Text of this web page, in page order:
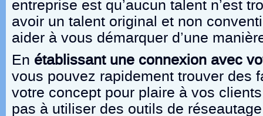
entreprise est qu’aucun talent n’est
avoir un talent original et non
aider à vous démarquer d’une
En établissant une connexion avec
vous pouvez rapidement trouver des
votre concept pour plaire à vos
pas à utiliser des outils de